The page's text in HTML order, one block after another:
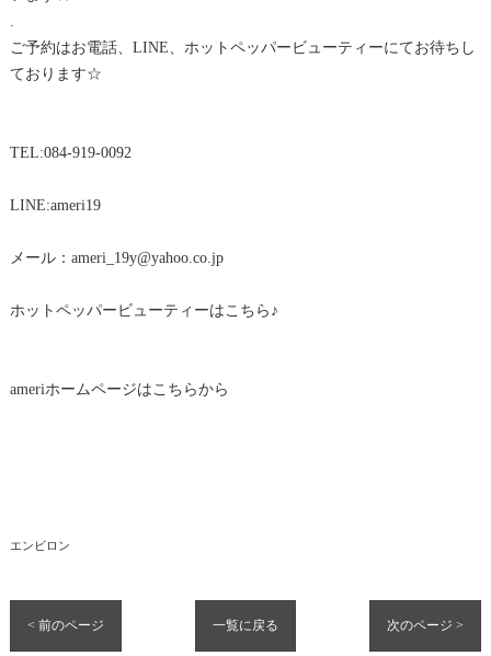
.
ご予約はお電話、LINE、ホットペッパービューティーにてお待ちし
ております☆
TEL:084-919-0092
LINE:ameri19
メール：ameri_19y@yahoo.co.jp
ホットペッパービューティーはこちら♪
ameriホームページはこちらから
エンビロン
< 前のページ 一覧に戻る 次のページ >